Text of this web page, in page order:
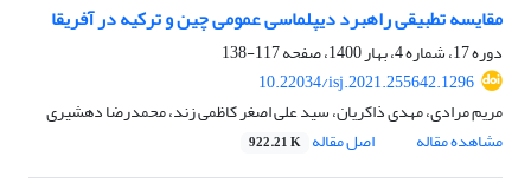
مقایسه تطبیقی راهبرد دیپلماسی عمومی چین و ترکیه در آفریقا
دوره 17، شماره 4، بهار 1400، صفحه
117-138
10.22034/isj.2021.255642.1296
مریم مرادی، مهدی ذاکریان، سید علی اصغر کاظمی زند، محمدرضا دهشیری
مشاهده مقاله
اصل مقاله 922.21 K